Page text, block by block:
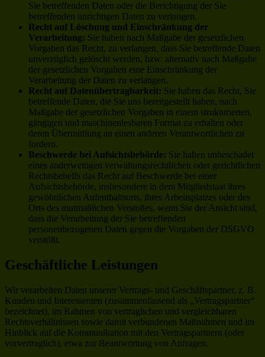
Sie betreffenden Daten oder die Berichtigung der Sie
betreffenden unrichtigen Daten zu verlangen.
Recht auf Löschung und Einschränkung der
Verarbeitung: Sie haben nach Maßgabe der gesetzlichen
Vorgaben das Recht, zu verlangen, dass Sie betreffende Daten
unverzüglich gelöscht werden, bzw. alternativ nach Maßgabe
der gesetzlichen Vorgaben eine Einschränkung der
Verarbeitung der Daten zu verlangen.
Recht auf Datenübertragbarkeit: Sie haben das Recht, Sie
betreffende Daten, die Sie uns bereitgestellt haben, nach
Maßgabe der gesetzlichen Vorgaben in einem strukturierten,
gängigen und maschinenlesbaren Format zu erhalten oder
deren Übermittlung an einen anderen Verantwortlichen zu
fordern.
Beschwerde bei Aufsichtsbehörde: Sie haben unbeschadet
eines anderweitigen verwaltungsrechtlichen oder gerichtlichen
Rechtsbehelfs das Recht auf Beschwerde bei einer
Aufsichtsbehörde, insbesondere in dem Mitgliedstaat ihres
gewöhnlichen Aufenthaltsorts, ihres Arbeitsplatzes oder des
Orts des mutmaßlichen Verstoßes, wenn Sie der Ansicht sind,
dass die Verarbeitung der Sie betreffenden
personenbezogenen Daten gegen die Vorgaben der DSGVO
verstößt.
Geschäftliche Leistungen
Wir verarbeiten Daten unserer Vertrags- und Geschäftspartner, z. B.
Kunden und Interessenten (zusammenfassend als „Vertragspartner“
bezeichnet), im Rahmen von vertraglichen und vergleichbaren
Rechtsverhältnissen sowie damit verbundenen Maßnahmen und im
Hinblick auf die Kommunikation mit den Vertragspartnern (oder
vorvertraglich), etwa zur Beantwortung von Anfragen.